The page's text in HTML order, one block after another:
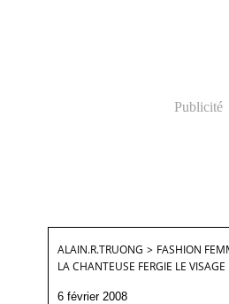
Publicité
ALAIN.R.TRUONG > FASHION
LA CHANTEUSE FERGIE LE
6 février 2008